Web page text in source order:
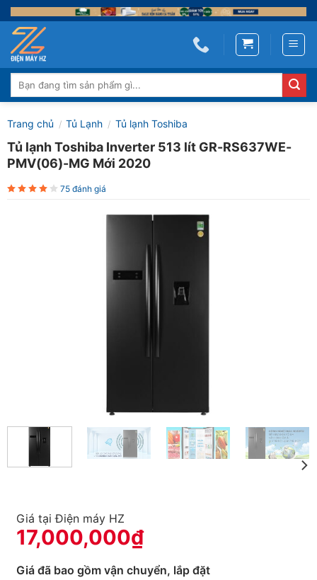
Skip
to
content
Tìm
kiếm:
Trang chủ / Tủ Lạnh / Tủ lạnh Toshiba
Tủ lạnh Toshiba Inverter 513 lít GR-RS637WE-
PMV(06)-MG Mới 2020
75 đánh giá
Giá tại Điện máy HZ
17,000,000₫
Giá đã bao gồm vận chuyển, lắp đặt